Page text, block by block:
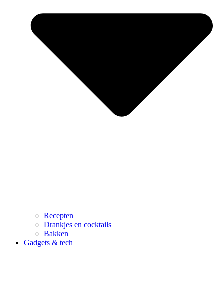
Recepten
Drankjes en cocktails
Bakken
Gadgets & tech